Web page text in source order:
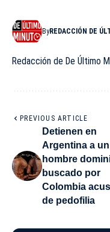
ByREDACCIÓN DE
Redacción de De Último
PREVIOUS ARTICLE
Detienen en
Argentina a un
hombre
buscado por
Colombia
de pedofilia